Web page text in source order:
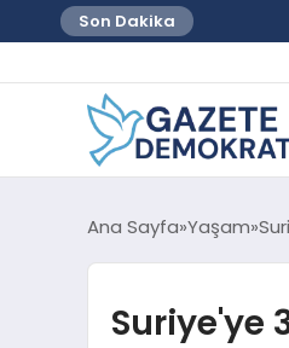
Son Dakika
Ana Sayfa Yaşam
Suriye'ye